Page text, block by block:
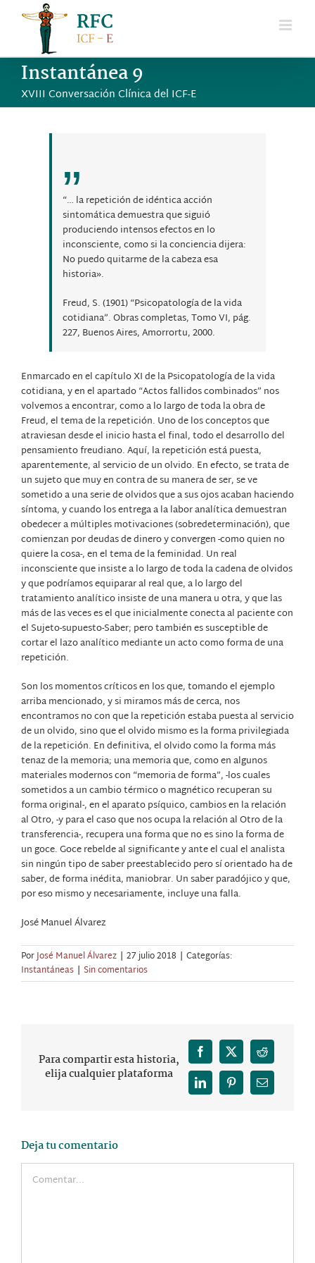
contenido
Instantánea 9
XVIII Conversación Clínica del ICF-E
“… la repetición de idéntica acción
sintomática demuestra que siguió
produciendo intensos efectos en lo
inconsciente, como si la conciencia dijera:
No puedo quitarme de la cabeza esa
historia».
Freud, S. (1901) “Psicopatología de la vida
cotidiana”. Obras completas, Tomo VI, pág.
227, Buenos Aires, Amorrortu, 2000.
Enmarcado en el capítulo XI de la Psicopatología de la vida
cotidiana, y en el apartado “Actos fallidos combinados” nos
volvemos a encontrar, como a lo largo de toda la obra de
Freud, el tema de la repetición. Uno de los conceptos que
atraviesan desde el inicio hasta el final, todo el desarrollo del
pensamiento freudiano. Aquí, la repetición está puesta,
aparentemente, al servicio de un olvido. En efecto, se trata de
un sujeto que muy en contra de su manera de ser, se ve
sometido a una serie de olvidos que a sus ojos acaban haciendo
síntoma, y cuando los entrega a la labor analítica demuestran
obedecer a múltiples motivaciones (sobredeterminación), que
comienzan por deudas de dinero y convergen -como quien no
quiere la cosa-, en el tema de la feminidad. Un real
inconsciente que insiste a lo largo de toda la cadena de olvidos
y que podríamos equiparar al real que, a lo largo del
tratamiento analítico insiste de una manera u otra, y que las
más de las veces es el que inicialmente conecta al paciente con
el Sujeto-supuesto-Saber; pero también es susceptible de
cortar el lazo analítico mediante un acto como forma de una
repetición.
Son los momentos críticos en los que, tomando el ejemplo
arriba mencionado, y si miramos más de cerca, nos
encontramos no con que la repetición estaba puesta al servicio
de un olvido, sino que el olvido mismo es la forma privilegiada
de la repetición. En definitiva, el olvido como la forma más
tenaz de la memoria; una memoria que, como en algunos
materiales modernos con “memoria de forma”, -los cuales
sometidos a un cambio térmico o magnético recuperan su
forma original-, en el aparato psíquico, cambios en la relación
al Otro, -y para el caso que nos ocupa la relación al Otro de la
transferencia-, recupera una forma que no es sino la forma de
un goce. Goce rebelde al significante y ante el cual el analista
sin ningún tipo de saber preestablecido pero sí orientado ha de
saber, de forma inédita, maniobrar. Un saber paradójico y que,
por eso mismo y necesariamente, incluye una falla.
José Manuel Álvarez
PorJosé Manuel Álvarez | 27 julio 2018 | Categorías:
Instantáneas | Sin comentarios
Para compartir esta historia,
elija cualquier plataforma
Facebook
X Reddit
LinkedInPinterestCorreo
Deja tu comentario
Comentar